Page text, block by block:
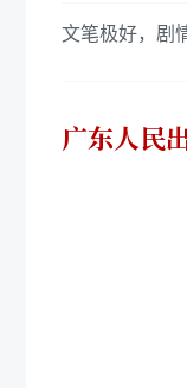
文笔极好，剧
广东人民